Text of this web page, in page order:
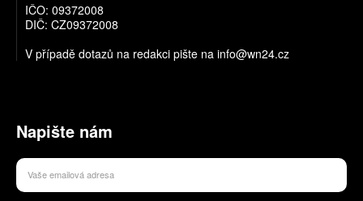
IČO: 09372008
DIČ: CZ09372008
V případě dotazů na redakci pište na info@wn24.cz
Napište nám